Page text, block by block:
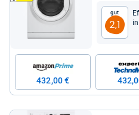
Gut
2,1
432,00 €